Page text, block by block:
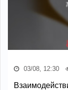
03/08, 12:30